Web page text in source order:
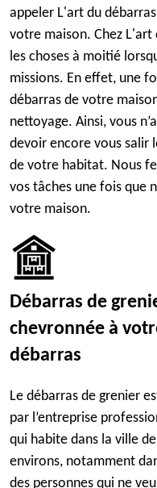
appeler L'art du
votre maison. Chez L'art
les choses à moitié
missions. En effet, une
débarras de votre
nettoyage. Ainsi, vous
devoir encore vous salir
de votre habitat. Nous
vos tâches une fois que
votre maison.
Débarras de
chevronnée à
débarras
Le débarras de grenier
par l’entreprise
qui habite dans la ville
environs, notamment
des personnes qui ne